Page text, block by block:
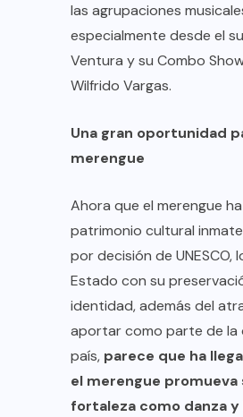
las agrupaciones
especialmente desde el
Ventura y su Combo
Wilfrido Vargas.
Una gran oportunidad
merengue
Ahora que el merengue
patrimonio cultural
por decisión de
Estado con su
identidad, además del
aportar como parte de
país, parece que ha
el merengue promueva
fortaleza como danza y